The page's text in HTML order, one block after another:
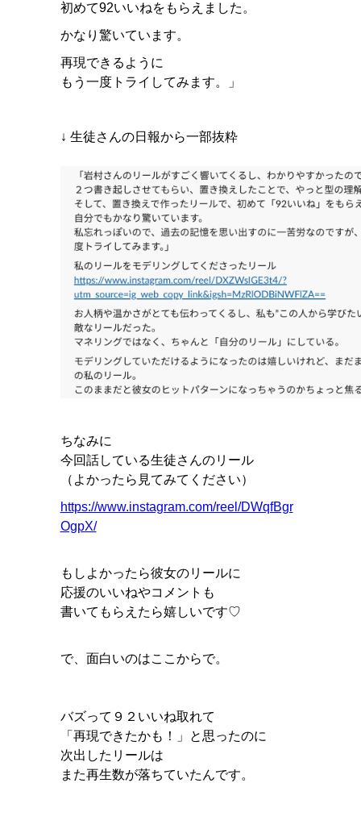
初めて92いいねをもらえました。
かなり驚いています。
再現できるように
もう一度トライしてみます。」
↓ 生徒さんの日報から一部抜粋
ちなみに
今回話している生徒さんのリール
（よかったら見てみてください）
https://www.instagram.com/reel/DWqfBgr
OgpX/
もしよかったら彼女のリールに
応援のいいねやコメントも
書いてもらえたら嬉しいです♡
で、面白いのはここからで。
バズって９２いいね取れて
「再現できたかも！」と思ったのに
次出したリールは
また再生数が落ちていたんです。